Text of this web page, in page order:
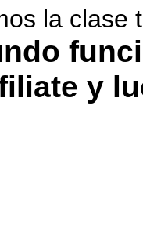
la clase
y